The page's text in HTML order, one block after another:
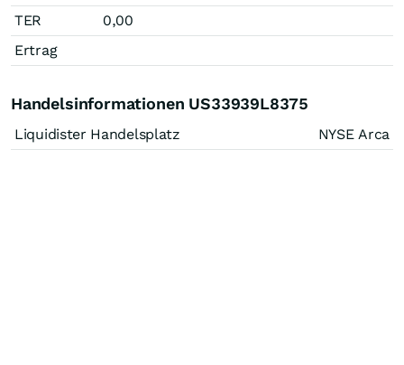
TER
0,00
Ertrag
Handelsinformationen US33939L8375
Liquidister Handelsplatz NYSE Arca